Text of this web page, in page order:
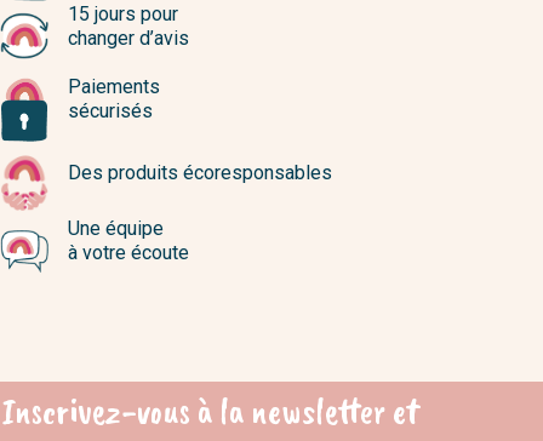
15 jours pour
changer d’avis
Paiements
sécurisés
Des produits écoresponsables
Une équipe
à votre écoute
Inscrivez-vous à la newsletter et